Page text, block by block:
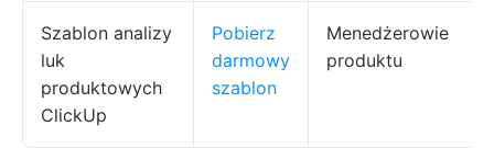
Szablon analizy
luk
produktowych
ClickUp
Pobierz
darmowy
szablon
Menedżerowie
produktu